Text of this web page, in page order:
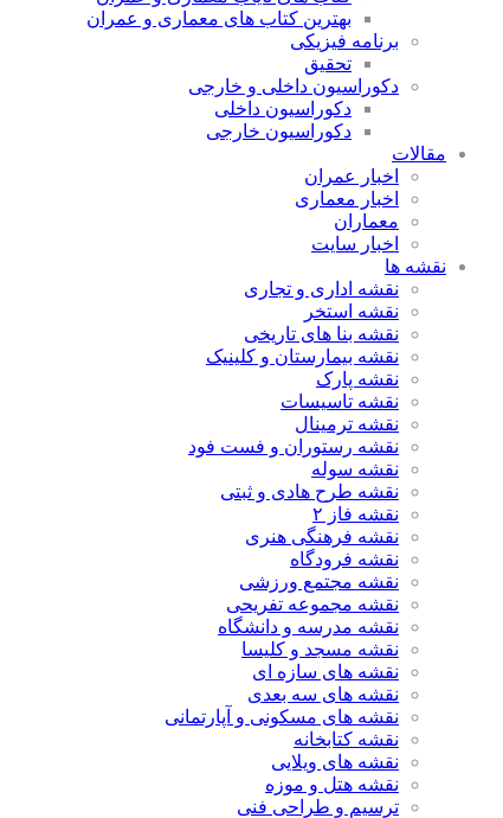
بهترین کتاب های معماری و عمران
برنامه فیزیکی
تحقیق
دکوراسیون داخلی و خارجی
دکوراسیون داخلی
دکوراسیون خارجی
مقالات
اخبار عمران
اخبار معماری
معماران
اخبار سایت
نقشه ها
نقشه اداری و تجاری
نقشه استخر
نقشه بنا های تاریخی
نقشه بیمارستان و کلینیک
نقشه پارک
نقشه تاسیسات
نقشه ترمینال
نقشه رستوران و فست فود
نقشه سوله
نقشه طرح هادی و ثبتی
نقشه فاز ۲
نقشه فرهنگی هنری
نقشه فرودگاه
نقشه مجتمع ورزشی
نقشه مجموعه تفریحی
نقشه مدرسه و دانشگاه
نقشه مسجد و کلیسا
نقشه های سازه ای
نقشه های سه بعدی
نقشه های مسکونی و آپارتمانی
نقشه کتابخانه
نقشه های ویلایی
نقشه هتل و موزه
ترسیم و طراحی فنی